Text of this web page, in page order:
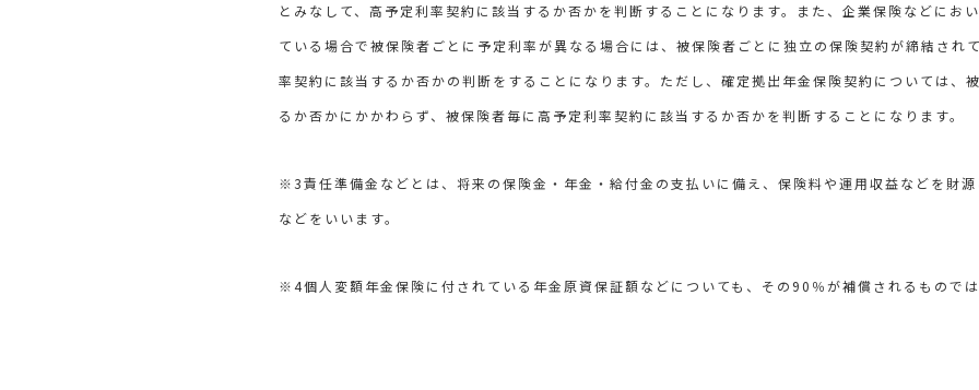
とみなして、高予定利率契約に該当するか否かを判断することになります。また、企業保険などにお
ている場合で被保険者ごとに予定利率が異なる場合には、被保険者ごとに独立の保険契約が締結され
率契約に該当するか否かの判断をすることになります。ただし、確定拠出年金保険契約については、
るか否かにかかわらず、被保険者毎に高予定利率契約に該当するか否かを判断することになります。
※3責任準備金などとは、将来の保険金・年金・給付金の支払いに備え、保険料や運用収益などを財
などをいいます。
※4個人変額年金保険に付されている年金原資保証額などについても、その90％が補償されるものでは